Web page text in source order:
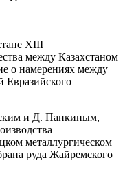
XIII
между Казахстаном
о намерениях между
Евразийского
и Д. Панкиным,
металлургическом
руда Жайремского